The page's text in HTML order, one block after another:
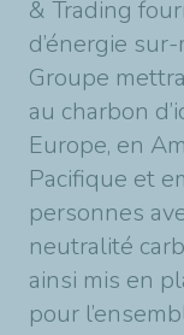
& Trading
d’énergie
Groupe
au charbon
Europe, en
Pacifique et
personnes
neutralité
ainsi mis en
pour